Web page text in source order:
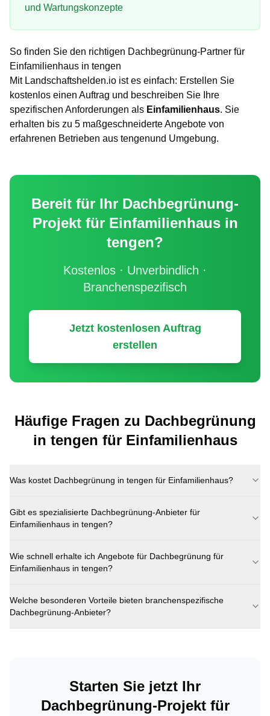
und Wartungskonzepte
So finden Sie den richtigen Dachbegrünung-Partner für
Einfamilienhaus in tengen
Mit Landschaftshelden.io ist es einfach: Erstellen Sie
kostenlos einen Auftrag und beschreiben Sie Ihre
spezifischen Anforderungen als Einfamilienhaus. Sie
erhalten bis zu 5 maßgeschneiderte Angebote von
erfahrenen Betrieben aus tengenund Umgebung.
Bereit für Ihr Dachbegrünung-
Projekt für Einfamilienhausin
tengen?
Kostenlos · Unverbindlich ·
Branchenspezifisch
Jetzt kostenlosen Auftrag
erstellen
Häufige Fragen zu Dachbegrünung
in tengen für Einfamilienhaus
Was kostet Dachbegrünung in tengen für Einfamilienhaus?
Gibt es spezialisierte Dachbegrünung-Anbieter für
Einfamilienhaus in tengen?
Wie schnell erhalte ich Angebote für Dachbegrünung für
Einfamilienhaus in tengen?
Welche besonderen Vorteile bieten branchenspezifische
Dachbegrünung-Anbieter?
Starten Sie jetzt Ihr
Dachbegrünung-Projekt für